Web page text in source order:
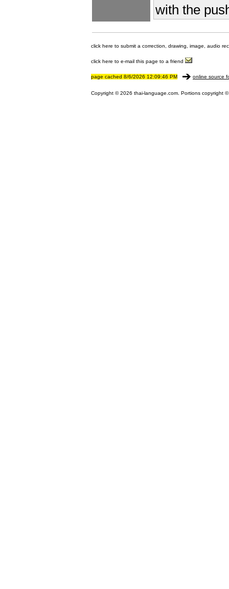
with the
click here to submit a correction, drawing, image, audio
click here to e-mail this page to a friend
page cached 8/6/2026 12:09:46 PM online source
Copyright © 2026 thai-language.com. Portions copyright